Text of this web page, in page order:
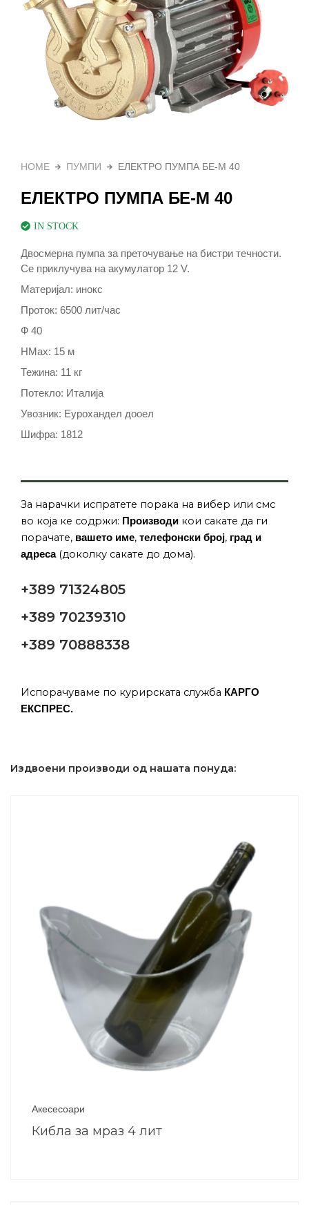
HOME ПУМПИ ЕЛЕКТРО ПУМПА БЕ-М 40
ЕЛЕКТРО ПУМПА БЕ-М 40
IN STOCK
Двосмерна пумпа за преточување на бистри течности.
Се приклучува на акумулатор 12 V.
Материјал: инокс
Проток: 6500 лит/час
Ф 40
HMax: 15 м
Тежина: 11 кг
Потекло: Италија
Увозник: Еурохандел дооел
Шифра: 1812
За нарачки испратете порака на вибер или смс
во која ке содржи: Производи кои сакате да ги
порачате, вашето име, телефонски број, град и
адреса(доколку сакате до дома).
+389 71324805
+389 70239310
+389 70888338
Испорачуваме по курирската служба КАРГО
ЕКСПРЕС.
Издвоени производи од нашата понуда:
Акесесоари
Кибла за мраз 4 лит